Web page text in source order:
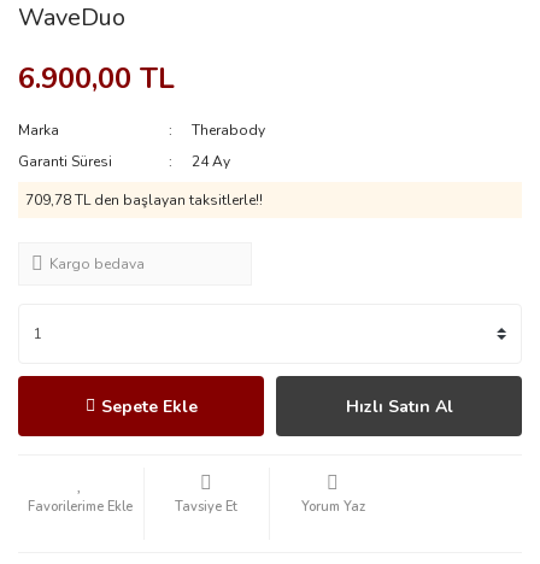
WaveDuo
6.900,00 TL
Marka
Therabody
Garanti Süresi
24 Ay
709,78 TL den başlayan taksitlerle!!
Kargo bedava
Sepete Ekle Hızlı Satın Al
Tavsiye Et Yorum Yaz